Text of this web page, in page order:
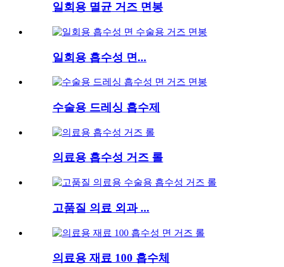
일회용 멸균 거즈 면봉
일회용 흡수성 면...
수술용 드레싱 흡수제
의료용 흡수성 거즈 롤
고품질 의료 외과 ...
의료용 재료 100 흡수체